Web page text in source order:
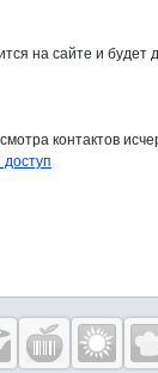
на сайте и будет
контактов